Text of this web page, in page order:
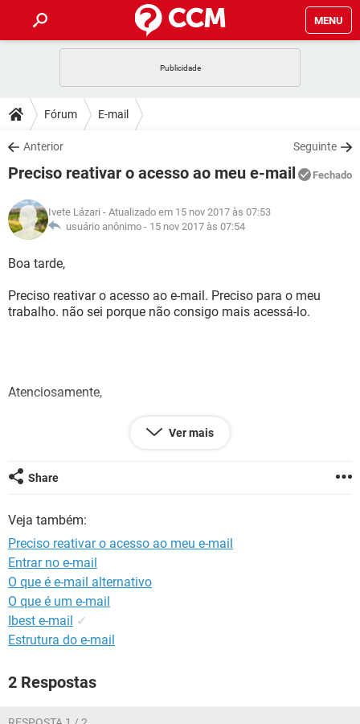
MENU
CELULAR
OUTLOOK
INSTAGRAM GMAIL
GUIA DE COMPRAS
DICAS
JOGOS
INSTAGRAM GMAIL
GUIA DE COMPRAS
DOWNLOADS
JOGOS WHATSAPP
CELULAR
OUTLOOK EXCEL
INSTAGRAM
JOGOS WHATSAPP
CELULAR
OUTLOOK
INSTAGRAM GMAIL
GLOSSÁRIO
OUTLOOK EXCEL
Fórum E-mail
Anterior Seguinte
Preciso reativar o acesso ao meu e-mail Fechado
Ivete Lázari - Atualizado em 15 nov 2017 às 07:53
usuário anônimo - 15 nov 2017 às 07:54
Boa tarde,
Preciso reativar o acesso ao e-mail. Preciso para o meu
trabalho. não sei porque não consigo mais acessá-lo.
Atenciosamente,
Ivete Lázari
Consultora Educacional
Telefone: (49)3561-5900
Caçador-SC
Ver mais
Share
Veja também:
Preciso reativar o acesso ao meu e-mail
Entrar no e-mail
O que é e-mail alternativo
O que é um e-mail
Ibest e-mail ✓
Estrutura do e-mail
2 Respostas